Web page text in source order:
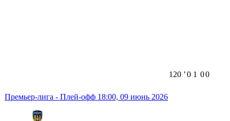
Премьер-лига - Плей-офф 18:00, 09 июнь 2026
120 ʼ0 1 00